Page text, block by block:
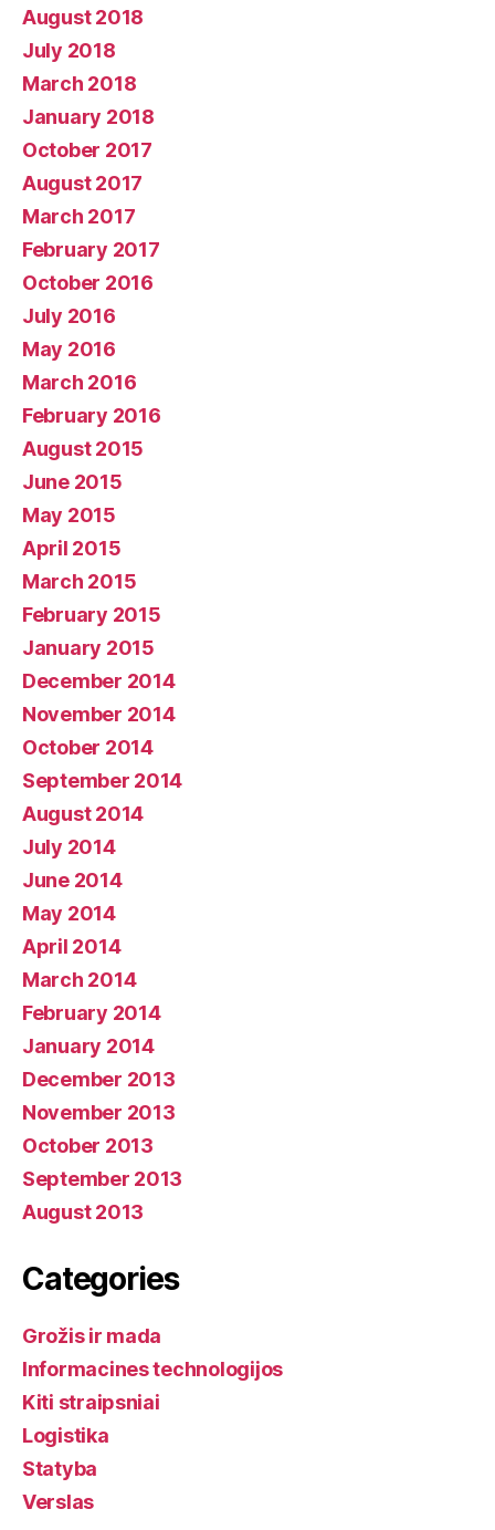
August 2018
July 2018
March 2018
January 2018
October 2017
August 2017
March 2017
February 2017
October 2016
July 2016
May 2016
March 2016
February 2016
August 2015
June 2015
May 2015
April 2015
March 2015
February 2015
January 2015
December 2014
November 2014
October 2014
September 2014
August 2014
July 2014
June 2014
May 2014
April 2014
March 2014
February 2014
January 2014
December 2013
November 2013
October 2013
September 2013
August 2013
Categories
Grožis ir mada
Informacines technologijos
Kiti straipsniai
Logistika
Statyba
Verslas